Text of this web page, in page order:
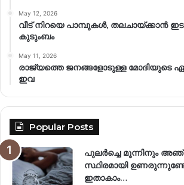
May 12, 2026
വീട് നിറയെ പാമ്പുകൾ, തലചായ്ക്കാൻ
കുടുംബം
May 11, 2026
രാജ്യത്തെ ജനങ്ങളോടുള്ള മോദിയുടെ
ഇവ
Popular Posts
പുലർച്ചെ മൂന്നിനും
സ്ഥിരമായി
ഇതാകാം…